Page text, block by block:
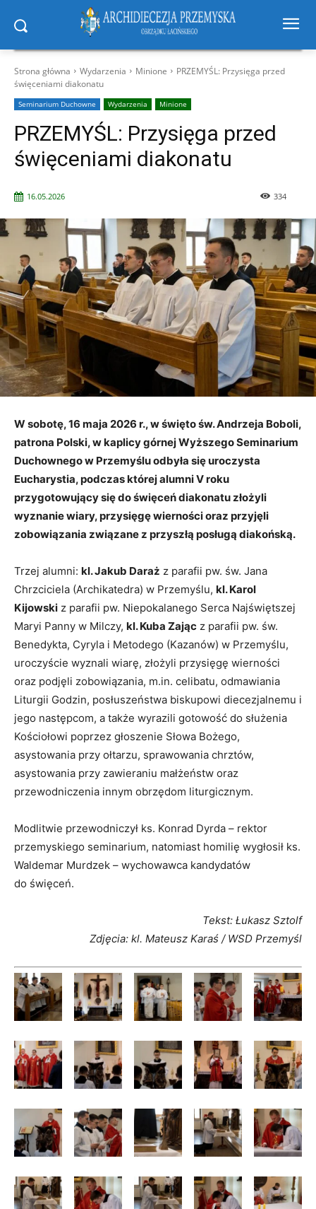
Strona główna Wydarzenia Minione
PRZEMYŚL: Przysięga przed
święceniami diakonatu
Seminarium Duchowne Wydarzenia Minione
PRZEMYŚL: Przysięga przed
święceniami diakonatu
16.05.2026 334
W sobotę, 16 maja 2026 r., w święto św. Andrzeja Boboli,
patrona Polski, w kaplicy górnej Wyższego Seminarium
Duchownego w Przemyślu odbyła się uroczysta
Eucharystia, podczas której alumni V roku
przygotowujący się do święceń diakonatu złożyli
wyznanie wiary, przysięgę wierności oraz przyjęli
zobowiązania związane z przyszłą posługą diakońską.
Trzej alumni: kl. Jakub Daraż z parafii pw. św. Jana
Chrzciciela (Archikatedra) w Przemyślu, kl. Karol
Kijowski z parafii pw. Niepokalanego Serca Najświętszej
Maryi Panny w Milczy, kl. Kuba Zając z parafii pw. św.
Benedykta, Cyryla i Metodego (Kazanów) w Przemyślu,
uroczyście wyznali wiarę, złożyli przysięgę wierności
oraz podjęli zobowiązania, m.in. celibatu, odmawiania
Liturgii Godzin, posłuszeństwa biskupowi diecezjalnemu i
jego następcom, a także wyrazili gotowość do służenia
Kościołowi poprzez głoszenie Słowa Bożego,
asystowania przy ołtarzu, sprawowania chrztów,
asystowania przy zawieraniu małżeństw oraz
przewodniczenia innym obrzędom liturgicznym.
Modlitwie przewodniczył ks. Konrad Dyrda – rektor
przemyskiego seminarium, natomiast homilię wygłosił ks.
Waldemar Murdzek – wychowawca kandydatów
do święceń.
Tekst: Łukasz Sztolf
Zdjęcia: kl. Mateusz Karaś / WSD Przemyśl